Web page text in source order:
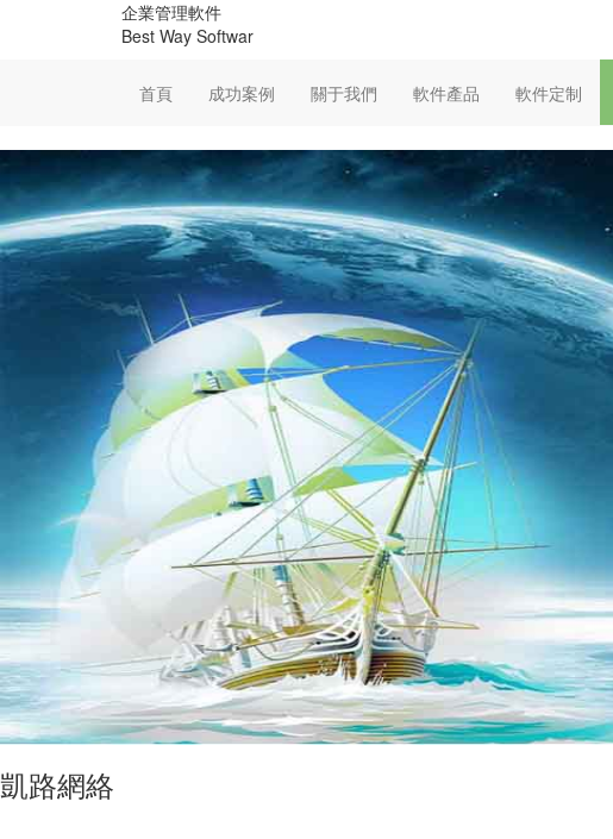
企業管理軟件
Best Way Softwar
首頁 成功案例 關于我們 軟件產品 軟件定制
凱路網絡